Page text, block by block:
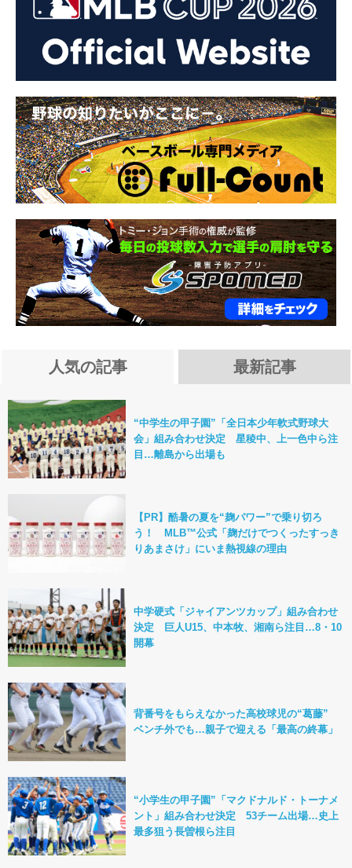
人気の記事 最新記事
“中学生の甲子園”「全日本少年軟式野球大
会」組み合わせ決定 星稜中、上一色中ら注
目…離島から出場も
【PR】酷暑の夏を“麹パワー”で乗り切ろ
う！ MLB™公式「麹だけでつくったすっき
りあまさけ」にいま熱視線の理由
中学硬式「ジャイアンツカップ」組み合わせ
決定 巨人U15、中本牧、湘南ら注目…8・10
開幕
背番号をもらえなかった高校球児の“葛藤”
ベンチ外でも…親子で迎える「最高の終幕」
“小学生の甲子園”「マクドナルド・トーナメ
ント」組み合わせ決定 53チーム出場…史上
最多狙う長曽根ら注目